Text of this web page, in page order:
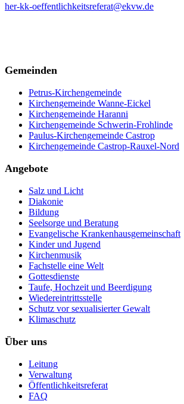
her-kk-oeffentlichkeitsreferat@ekvw.de
Gemeinden
Petrus-Kirchengemeinde
Kirchengemeinde Wanne-Eickel
Kirchengemeinde Haranni
Kirchengemeinde Schwerin-Frohlinde
Paulus-Kirchengemeinde Castrop
Kirchengemeinde Castrop-Rauxel-Nord
Angebote
Salz und Licht
Diakonie
Bildung
Seelsorge und Beratung
Evangelische Krankenhausgemeinschaft
Kinder und Jugend
Kirchenmusik
Fachstelle eine Welt
Gottesdienste
Taufe, Hochzeit und Beerdigung
Wiedereintrittsstelle
Schutz vor sexualisierter Gewalt
Klimaschutz
Über uns
Leitung
Verwaltung
Öffentlichkeitsreferat
FAQ